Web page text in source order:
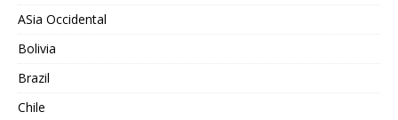
ASia Occidental
Bolivia
Brazil
Chile